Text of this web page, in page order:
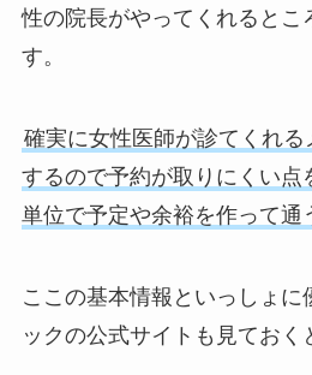
性の院長がやってくれるとこ
す。
確実に女性医師が診てくれ
するので予約が取りにくい点
単位で予定や余裕を作って通
ここの基本情報といっしょに
ックの公式サイトも見ておく